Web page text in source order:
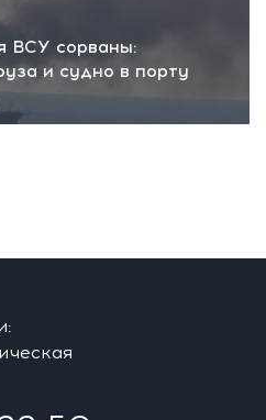
ВСУ сорваны:
и судно в порту